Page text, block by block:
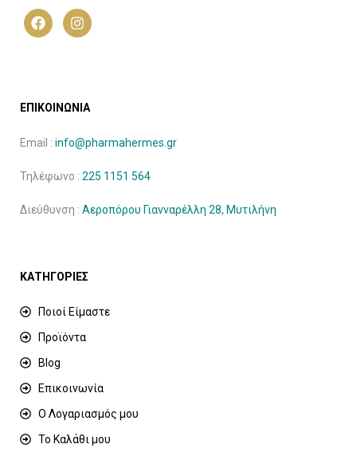
ΕΠΙΚΟΙΝΩΝΙΑ
Email : info@pharmahermes.gr
Τηλέφωνο : 225 1151 564
Διεύθυνση : Αεροπόρου Γιανναρέλλη 28, Μυτιλήνη
ΚΑΤΗΓΟΡΙΕΣ
Ποιοί Είμαστε
Προϊόντα
Blog
Επικοινωνία
Ο Λογαριασμός μου
Το Καλάθι μου